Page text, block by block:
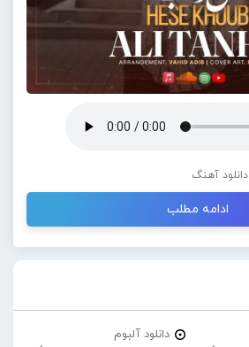
دانلود آهنگ
ادامه مطلب
دانلود آلبوم